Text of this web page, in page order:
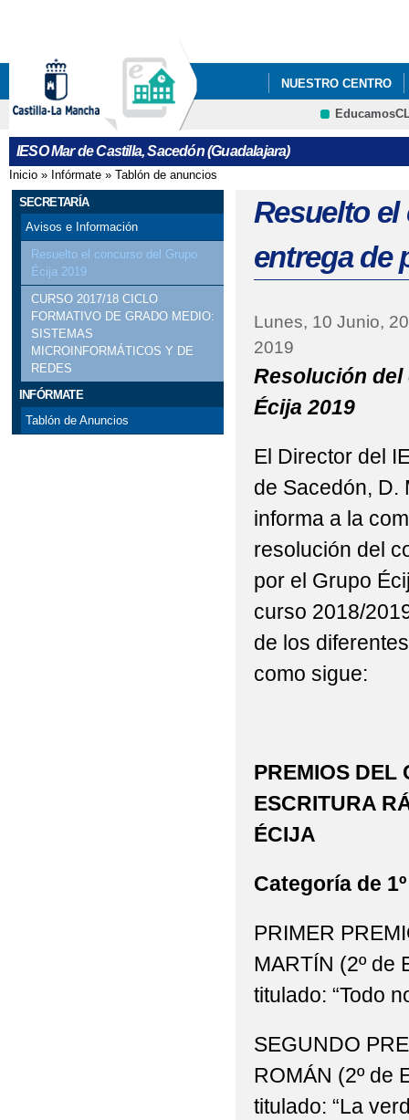
NUESTRO CENTRO
ACTO GRADUACIÓN
CARTEL
MUJER
MUJER
COFINANCIACIÓN
POR EL FONDO
HOMENAJE A DON
NCOF DEL IESO MAR
PROCESO DE
IESO Mar de Castilla, Sacedón (Guadalajara)
Se encuentra usted aquí
Inicio » Infórmate » Tablón de anuncios
SECRETARÍA
Avisos e Información
Resuelto el concurso del Grupo
Écija 2019
CURSO 2017/18 CICLO
FORMATIVO DE GRADO MEDIO:
SISTEMAS
MICROINFORMÁTICOS Y DE
REDES
INFÓRMATE
Tablón de Anuncios
Resuelto
entrega de
Lunes, 10 Junio,
2019
Resolución
Écija 2019
El Director del
de Sacedón, D.
informa a la
resolución del
por el Grupo
curso 2018/
de los
como sigue:
PREMIOS DEL
ESCRITURA
ÉCIJA
Categoría de
PRIMER
MARTÍN (2º de
titulado: “Todo
SEGUNDO
ROMÁN (2º de
titulado: “La